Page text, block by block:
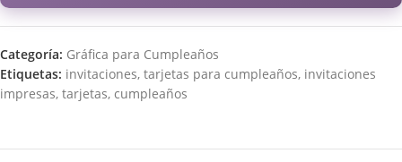
Categoría: Gráfica para Cumpleaños
Etiquetas: invitaciones, tarjetas para cumpleaños, invitaciones
impresas, tarjetas, cumpleaños